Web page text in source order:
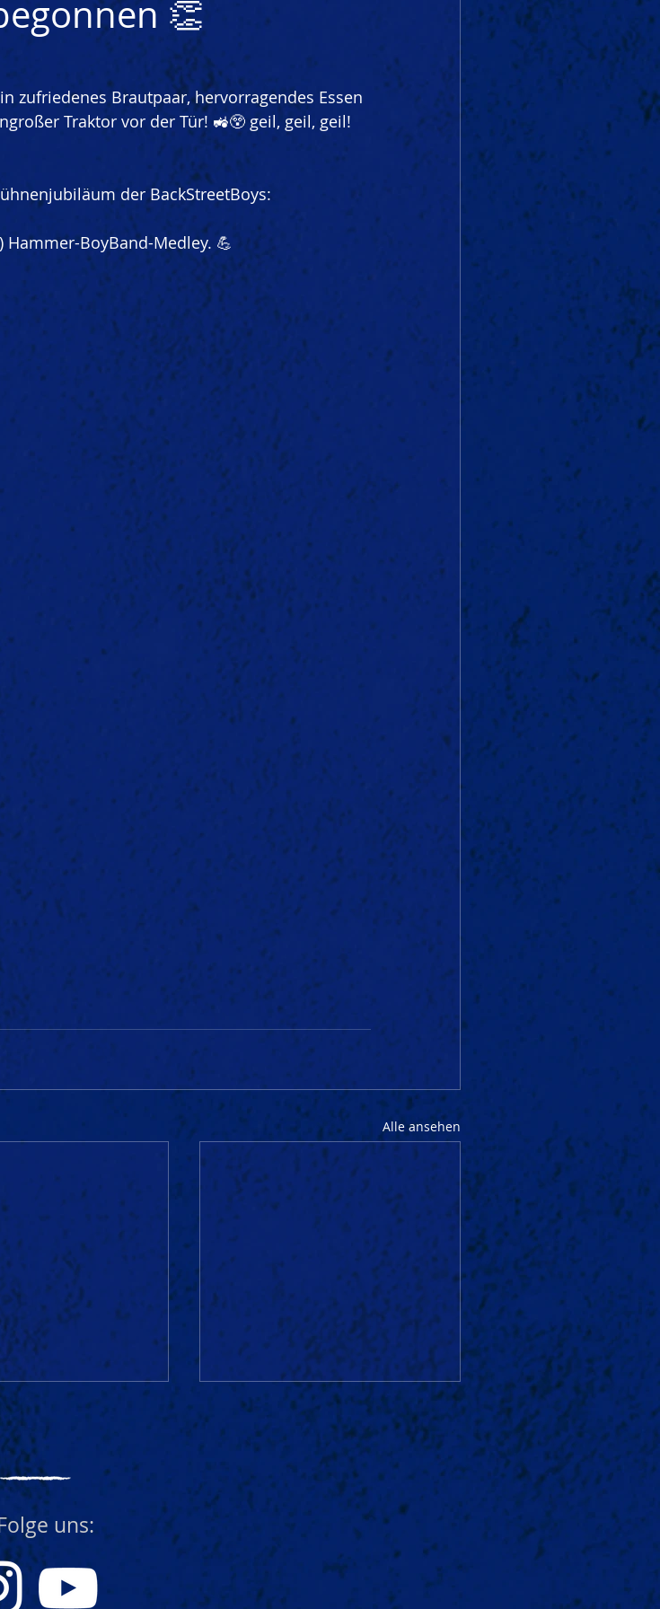
👏
zufriedenes Brautpaar, hervorragendes Essen
Traktor vor der Tür! 🚜😲 geil, geil, geil!
der BackStreetBoys:
BoyBand-Medley. 💪
Alle ansehen
in Aitrach 🥳
Yippie yipiie yeah Krawall
und REMMIDEMMI‼️
uns: